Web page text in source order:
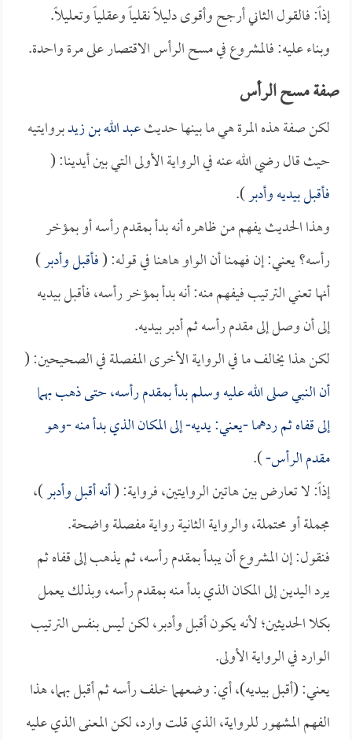
إذاً: فالقول الثاني أرجح وأقوى دليلاً نقلياً وعقلياً وتعليلاً.
وبناء عليه: فالمشروع في مسح الرأس الاقتصار على مرة واحدة.
صفة مسح الرأس
لكن صفة هذه المرة هي ما بينها حديثعبد الله بن زيدبروايتيه
حيث قال رضي الله عنه في الرواية الأولى التي بين أيدينا: (
فأقبل بيديه وأدبر).
وهذا الحديث يفهم من ظاهره أنه بدأ بمقدم رأسه أو بمؤخر
رأسه؟ يعني: إن فهمنا أن الواو هاهنا في قوله: (فأقبل وأدبر)
أنها تعني الترتيب فيفهم منه: أنه بدأ بمؤخر رأسه، فأقبل بيديه
إلى أن وصل إلى مقدم رأسه ثم أدبر بيديه.
لكن هذا يخالف ما في الرواية الأخرى المفصلة في الصحيحين: (
أن النبي صلى الله عليه وسلم بدأ بمقدم رأسه، حتى ذهب بهما
إلى قفاه ثم ردهما -يعني: يديه- إلى المكان الذي بدأ منه -وهو
مقدم الرأس-).
إذاً: لا تعارض بين هاتين الروايتين، فرواية: (أنه أقبل وأدبر)،
مجملة أو محتملة، والرواية الثانية رواية مفصلة واضحة.
فنقول: إن المشروع أن يبدأ بمقدم رأسه، ثم يذهب إلى قفاه ثم
يرد اليدين إلى المكان الذي بدأ منه بمقدم رأسه، وبذلك يعمل
بكلا الحديثين؛ لأنه يكون أقبل وأدبر، لكن ليس بنفس الترتيب
الوارد في الرواية الأولى.
يعني: (أقبل بيديه)، أي: وضعهما خلف رأسه ثم أقبل بهما، هذا
الفهم المشهور للرواية، الذي قلت وارد، لكن المعنى الذي عليه